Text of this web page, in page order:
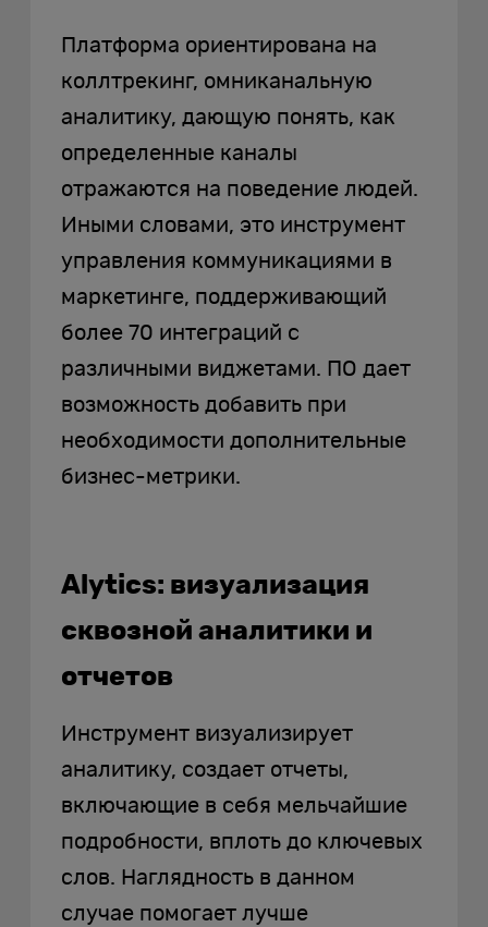
Платформа ориентирована на
коллтрекинг, омниканальную
аналитику, дающую понять, как
определенные каналы
отражаются на поведение людей.
Иными словами, это инструмент
управления коммуникациями в
маркетинге, поддерживающий
более 70 интеграций с
различными виджетами. ПО дает
возможность добавить при
необходимости дополнительные
бизнес-метрики.
Alytics: визуализация
сквозной аналитики и
отчетов
Инструмент визуализирует
аналитику, создает отчеты,
включающие в себя мельчайшие
подробности, вплоть до ключевых
слов. Наглядность в данном
случае помогает лучше